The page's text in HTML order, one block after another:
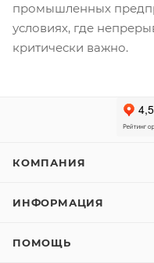
промышленных
условиях, где
критически важно.
КОМПАНИЯ
ИНФОРМАЦИЯ
ПОМОЩЬ